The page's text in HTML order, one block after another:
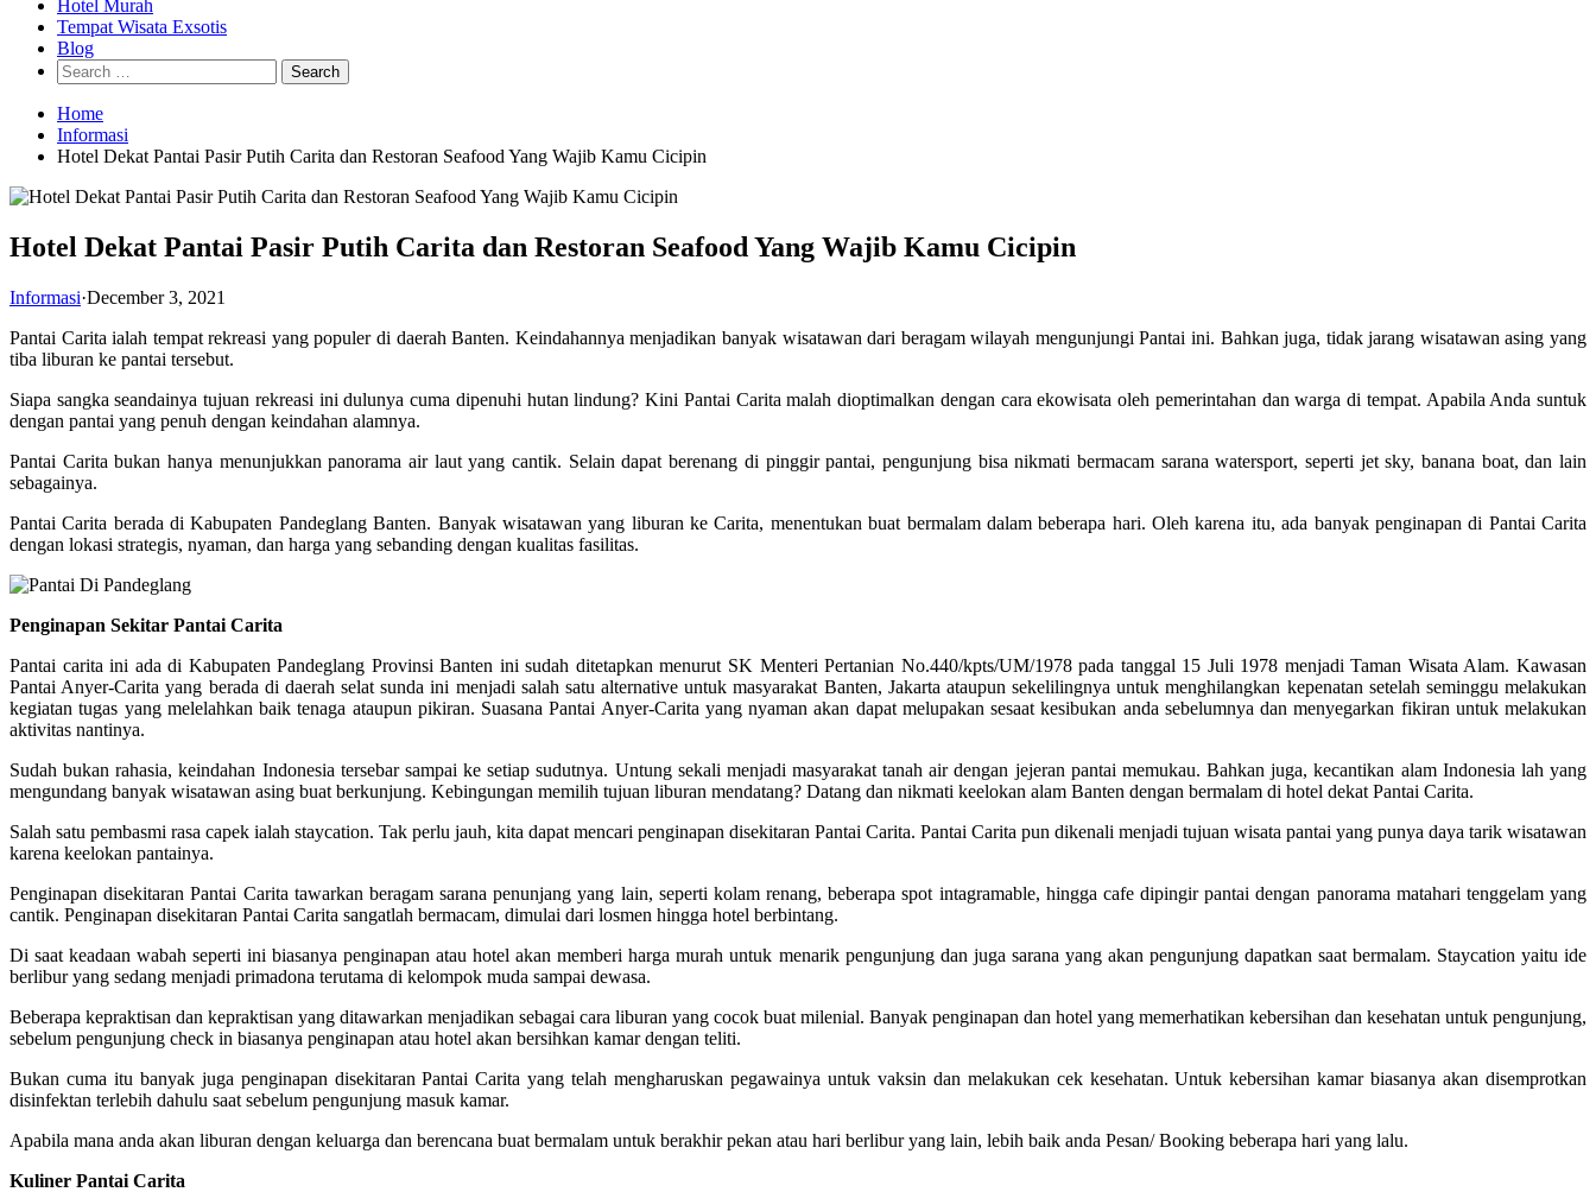
Hotel Murah
Tempat Wisata Exsotis
Blog
Search
for:
Home
Informasi
Hotel Dekat Pantai Pasir Putih Carita dan Restoran Seafood Yang Wajib Kamu Cicipin
Hotel Dekat Pantai Pasir Putih Carita dan Restoran Seafood Yang Wajib Kamu Cicipin
Informasi·December 3, 2021
Pantai Carita ialah tempat rekreasi yang populer di daerah Banten. Keindahannya menjadikan banyak wisatawan dari beragam wilayah mengunjungi Pantai ini. Bahkan juga, tidak jarang wisatawan asing yang
tiba liburan ke pantai tersebut.
Siapa sangka seandainya tujuan rekreasi ini dulunya cuma dipenuhi hutan lindung? Kini Pantai Carita malah dioptimalkan dengan cara ekowisata oleh pemerintahan dan warga di tempat. Apabila Anda suntuk
dengan pantai yang penuh dengan keindahan alamnya.
Pantai Carita bukan hanya menunjukkan panorama air laut yang cantik. Selain dapat berenang di pinggir pantai, pengunjung bisa nikmati bermacam sarana watersport, seperti jet sky, banana boat, dan lain
sebagainya.
Pantai Carita berada di Kabupaten Pandeglang Banten. Banyak wisatawan yang liburan ke Carita, menentukan buat bermalam dalam beberapa hari. Oleh karena itu, ada banyak penginapan di Pantai Carita
dengan lokasi strategis, nyaman, dan harga yang sebanding dengan kualitas fasilitas.
Penginapan Sekitar Pantai Carita
Pantai carita ini ada di Kabupaten Pandeglang Provinsi Banten ini sudah ditetapkan menurut SK Menteri Pertanian No.440/kpts/UM/1978 pada tanggal 15 Juli 1978 menjadi Taman Wisata Alam. Kawasan
Pantai Anyer-Carita yang berada di daerah selat sunda ini menjadi salah satu alternative untuk masyarakat Banten, Jakarta ataupun sekelilingnya untuk menghilangkan kepenatan setelah seminggu melakukan
kegiatan tugas yang melelahkan baik tenaga ataupun pikiran. Suasana Pantai Anyer-Carita yang nyaman akan dapat melupakan sesaat kesibukan anda sebelumnya dan menyegarkan fikiran untuk melakukan
aktivitas nantinya.
Sudah bukan rahasia, keindahan Indonesia tersebar sampai ke setiap sudutnya. Untung sekali menjadi masyarakat tanah air dengan jejeran pantai memukau. Bahkan juga, kecantikan alam Indonesia lah yang
mengundang banyak wisatawan asing buat berkunjung. Kebingungan memilih tujuan liburan mendatang? Datang dan nikmati keelokan alam Banten dengan bermalam di hotel dekat Pantai Carita.
Salah satu pembasmi rasa capek ialah staycation. Tak perlu jauh, kita dapat mencari penginapan disekitaran Pantai Carita. Pantai Carita pun dikenali menjadi tujuan wisata pantai yang punya daya tarik wisatawan
karena keelokan pantainya.
Penginapan disekitaran Pantai Carita tawarkan beragam sarana penunjang yang lain, seperti kolam renang, beberapa spot intagramable, hingga cafe dipingir pantai dengan panorama matahari tenggelam yang
cantik. Penginapan disekitaran Pantai Carita sangatlah bermacam, dimulai dari losmen hingga hotel berbintang.
Di saat keadaan wabah seperti ini biasanya penginapan atau hotel akan memberi harga murah untuk menarik pengunjung dan juga sarana yang akan pengunjung dapatkan saat bermalam. Staycation yaitu ide
berlibur yang sedang menjadi primadona terutama di kelompok muda sampai dewasa.
Beberapa kepraktisan dan kepraktisan yang ditawarkan menjadikan sebagai cara liburan yang cocok buat milenial. Banyak penginapan dan hotel yang memerhatikan kebersihan dan kesehatan untuk pengunjung,
sebelum pengunjung check in biasanya penginapan atau hotel akan bersihkan kamar dengan teliti.
Bukan cuma itu banyak juga penginapan disekitaran Pantai Carita yang telah mengharuskan pegawainya untuk vaksin dan melakukan cek kesehatan. Untuk kebersihan kamar biasanya akan disemprotkan
disinfektan terlebih dahulu saat sebelum pengunjung masuk kamar.
Apabila mana anda akan liburan dengan keluarga dan berencana buat bermalam untuk berakhir pekan atau hari berlibur yang lain, lebih baik anda Pesan/ Booking beberapa hari yang lalu.
Kuliner Pantai Carita